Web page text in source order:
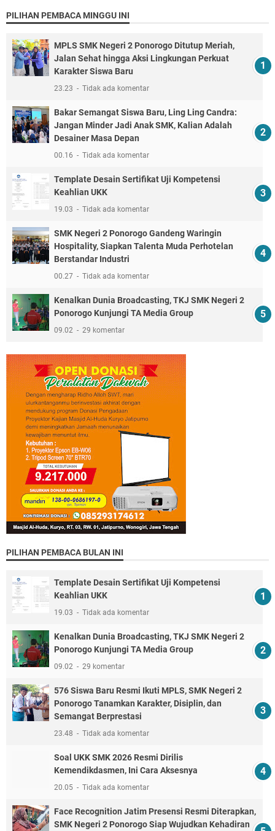
PILIHAN PEMBACA MINGGU INI
MPLS SMK Negeri 2 Ponorogo Ditutup Meriah,
Jalan Sehat hingga Aksi Lingkungan Perkuat
Karakter Siswa Baru
23.23 Tidak ada komentar
Bakar Semangat Siswa Baru, Ling Ling Candra:
Jangan Minder Jadi Anak SMK, Kalian Adalah
Desainer Masa Depan
00.16 Tidak ada komentar
Template Desain Sertifikat Uji Kompetensi
Keahlian UKK
19.03 Tidak ada komentar
SMK Negeri 2 Ponorogo Gandeng Waringin
Hospitality, Siapkan Talenta Muda Perhotelan
Berstandar Industri
00.27 Tidak ada komentar
Kenalkan Dunia Broadcasting, TKJ SMK Negeri 2
Ponorogo Kunjungi TA Media Group
09.02 29 komentar
PILIHAN PEMBACA BULAN INI
Template Desain Sertifikat Uji Kompetensi
Keahlian UKK
19.03 Tidak ada komentar
Kenalkan Dunia Broadcasting, TKJ SMK Negeri 2
Ponorogo Kunjungi TA Media Group
09.02 29 komentar
576 Siswa Baru Resmi Ikuti MPLS, SMK Negeri 2
Ponorogo Tanamkan Karakter, Disiplin, dan
Semangat Berprestasi
23.48 Tidak ada komentar
Soal UKK SMK 2026 Resmi Dirilis
Kemendikdasmen, Ini Cara Aksesnya
20.05 Tidak ada komentar
Face Recognition Jatim Presensi Resmi Diterapkan,
SMK Negeri 2 Ponorogo Siap Wujudkan Kehadiran